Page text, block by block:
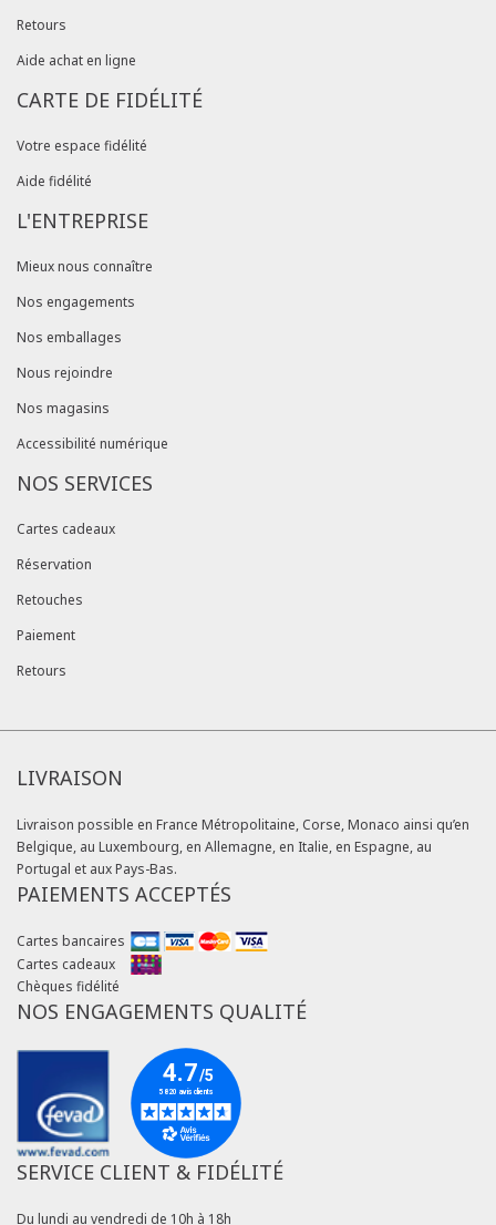
Retours
Aide achat en ligne
CARTE DE FIDÉLITÉ
Votre espace fidélité
Aide fidélité
L'ENTREPRISE
Mieux nous connaître
Nos engagements
Nos emballages
Nous rejoindre
Nos magasins
Accessibilité numérique
NOS SERVICES
Cartes cadeaux
Réservation
Retouches
Paiement
Retours
LIVRAISON
Livraison possible en France Métropolitaine, Corse, Monaco ainsi qu’en
Belgique, au Luxembourg, en Allemagne, en Italie, en Espagne, au
Portugal et aux Pays-Bas.
PAIEMENTS ACCEPTÉS
Cartes bancaires
Cartes cadeaux
Chèques fidélité
NOS ENGAGEMENTS QUALITÉ
SERVICE CLIENT & FIDÉLITÉ
Du lundi au vendredi de 10h à 18h